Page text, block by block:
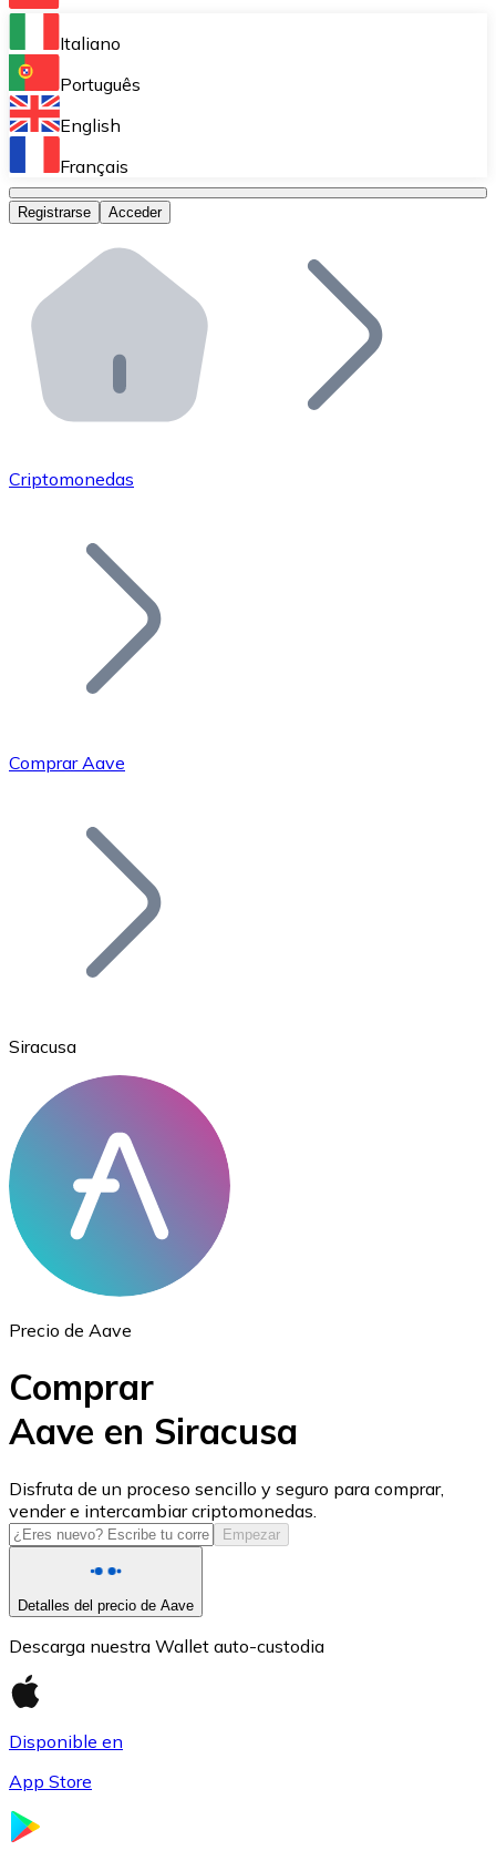
Bitnovo Ramp
Integra nuestra solución en tu plataforma.
Bitnovo Giftcards
Bitnovo OTC
Bitnovo ATM
Integra un ATM Bitnovo en tu negocio y permite que
Bitnovo API
Integra nuestra API en tu ecosistema.
Únete a nuestra red de distribuidores.
Añade tu proyecto a nuestro ecosistema.
Bitcoin
Ethereum
ETH
USD Coin
USDC
Italiano
Português
English
Français
Registrarse Acceder
Criptomonedas
Comprar Aave
Siracusa
Precio de Aave
Comprar
Aave en Siracusa
Disfruta de un proceso sencillo y seguro para comprar,
vender e intercambiar criptomonedas.
Empezar
Detalles del precio de Aave
Descarga nuestra Wallet auto-custodia
Disponible en
App Store